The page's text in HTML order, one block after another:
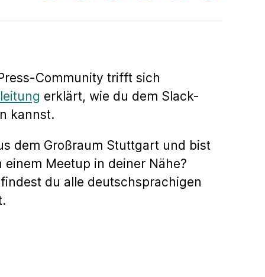
Community trifft sich
erklärt, wie du dem Slack-
kannst.
dem Großraum Stuttgart und bist
Meetup in deiner Nähe?
du alle deutschsprachigen